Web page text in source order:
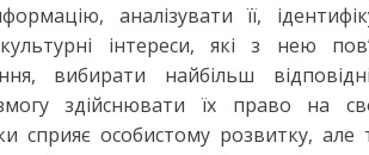
аналізувати її,
інтереси, які з нею
вибирати найбільш
здійснювати їх право на
сприяє особистому розвитку, але